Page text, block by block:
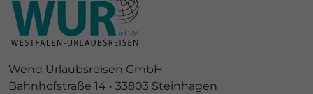
Wend Urlaubsreisen GmbH
Bahnhofstraße 14 • 33803 Steinhagen